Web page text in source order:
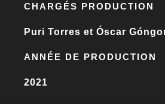
CHARGÉS PRODUCTION
Puri Torres et Óscar
ANNÉE DE PRODUCTION
2021